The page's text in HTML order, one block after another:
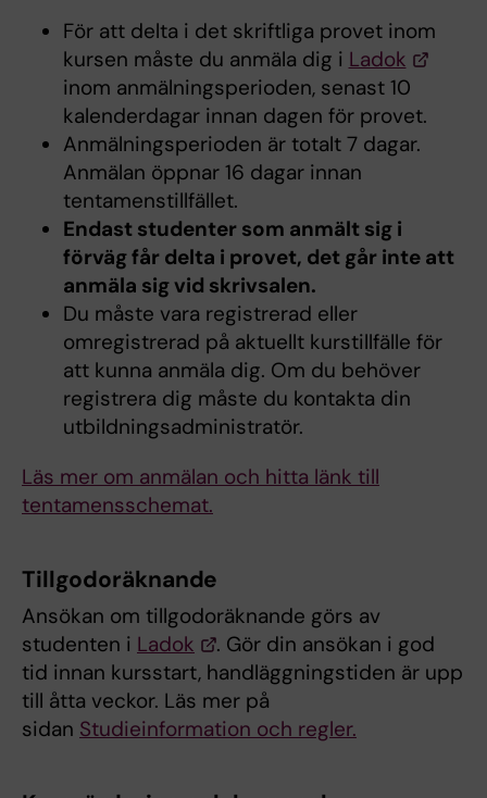
För att delta i det skriftliga provet inom
kursen måste du anmäla dig i Ladok
inom anmälningsperioden, senast 10
kalenderdagar innan dagen för provet.
Anmälningsperioden är totalt 7 dagar.
Anmälan öppnar 16 dagar innan
tentamenstillfället.
Endast studenter som anmält sig i
förväg får delta i provet, det går inte att
anmäla sig vid skrivsalen.
Du måste vara registrerad eller
omregistrerad på aktuellt kurstillfälle för
att kunna anmäla dig. Om du behöver
registrera dig måste du kontakta din
utbildningsadministratör.
Läs mer om anmälan och hitta länk till
tentamensschemat.
Tillgodoräknande
Ansökan om tillgodoräknande görs av
studenten i Ladok
. Gör din ansökan i god
tid innan kursstart, handläggningstiden är upp
till åtta veckor. Läs mer på
sidan Studieinformation och regler.